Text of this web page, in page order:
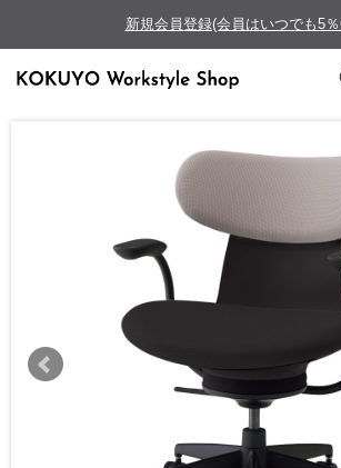
新規会員登録(会員はいつでも5